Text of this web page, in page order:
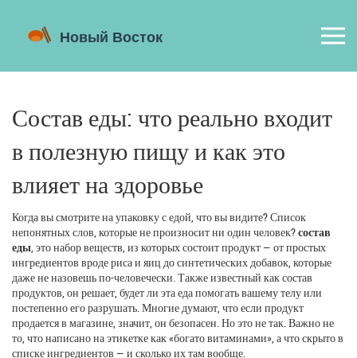
Состав еды: что реально входит
в полезную пищу и как это
влияет на здоровье
Когда вы смотрите на упаковку с едой, что вы видите? Список
непонятных слов, которые не произносит ни один человек?состав
еды это набор веществ, из которых состоит продукт — от простых
ингредиентов вроде риса и яиц до синтетических добавок, которые
даже не назовешь по-человечески . Также известный каксостав
продуктов , он решает, будет ли эта еда помогать вашему телу или
постепенно его разрушать . Многие думают, что если продукт
продается в магазине, значит, он безопасен. Но это не так. Важно не
то, что написано на этикетке как «богато витаминами», а что скрыто в
списке ингредиентов — и сколько их там вообще.